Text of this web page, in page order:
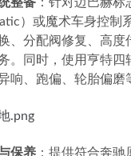
）或魔术车身控制
、分配阀修复、高度
。同时，使用亨特四
响、跑偏、轮胎偏磨
.png
保养 ：提供符合奔